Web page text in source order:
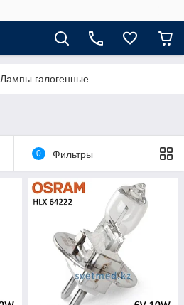
Лампы галогенные
0 Фильтры